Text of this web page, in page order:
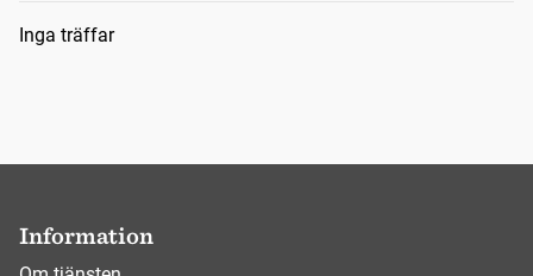
Sökresultat
Inga träffar
Information